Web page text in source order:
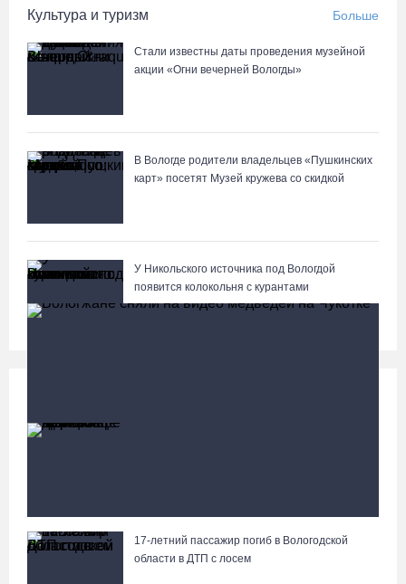
Вологжане сняли на видео медведей на Чукотке
Культура и туризм Больше
Стали известны даты проведения музейной
акции «Огни вечерней Вологды»
В Вологде родители владельцев «Пушкинских
карт» посетят Музей кружева со скидкой
У Никольского источника под Вологдой
появится колокольня с курантами
17-летний пассажир погиб в Вологодской
области в ДТП с лосем